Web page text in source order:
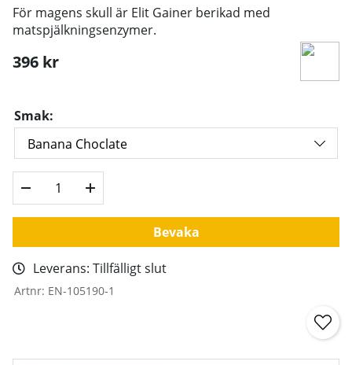
För magens skull är Elit Gainer berikad med
matspjälkningsenzymer.
396 kr
Smak:
Bevaka
Leverans: Tillfälligt slut
Artnr: EN-105190-1